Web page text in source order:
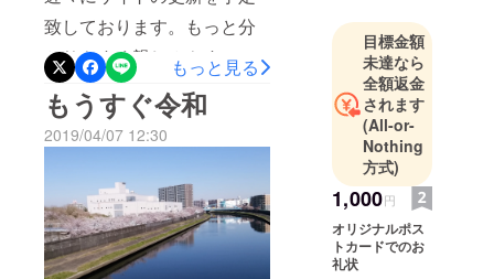
致しております。もっと分
かりやすく親しみやすいサ
イトを目指します。
もっと見る
もうすぐ令和
2019/04/07 12:30
現代童画展
本展入選。
目標金額
未達なら
全額返金
されます
(All-or-
Nothing
方式)
1,000円
オリジナルポス
トカードでのお
礼状